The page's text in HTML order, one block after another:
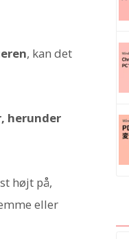
, kan det
herunder
højt på,
eller